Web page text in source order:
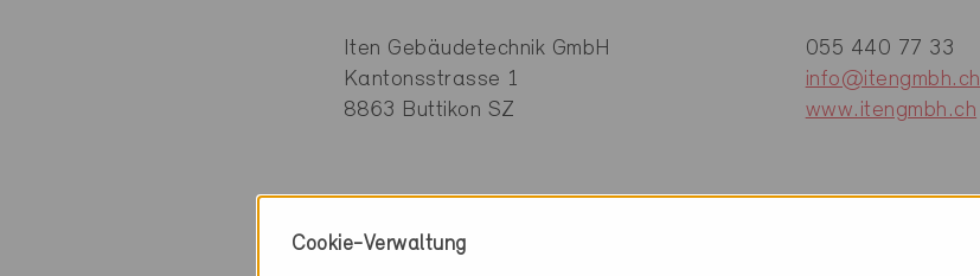
Iten Gebäudetechnik GmbH
Kantonsstrasse 1
8863 Buttikon SZ
055 440 77 33
info@itengmbh.ch
www.itengmbh.ch
Kategorie
Cookie-Verwaltung